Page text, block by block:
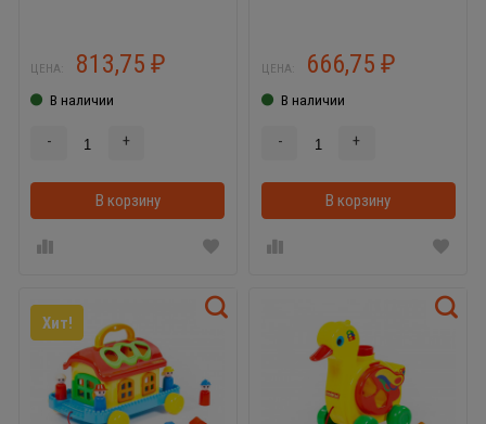
ЦЕНА: 813,75 ₽
В наличии
- +
В корзину В корзинке
ЦЕНА: 666,75₽
В наличии
- +
В корзину
Хит!